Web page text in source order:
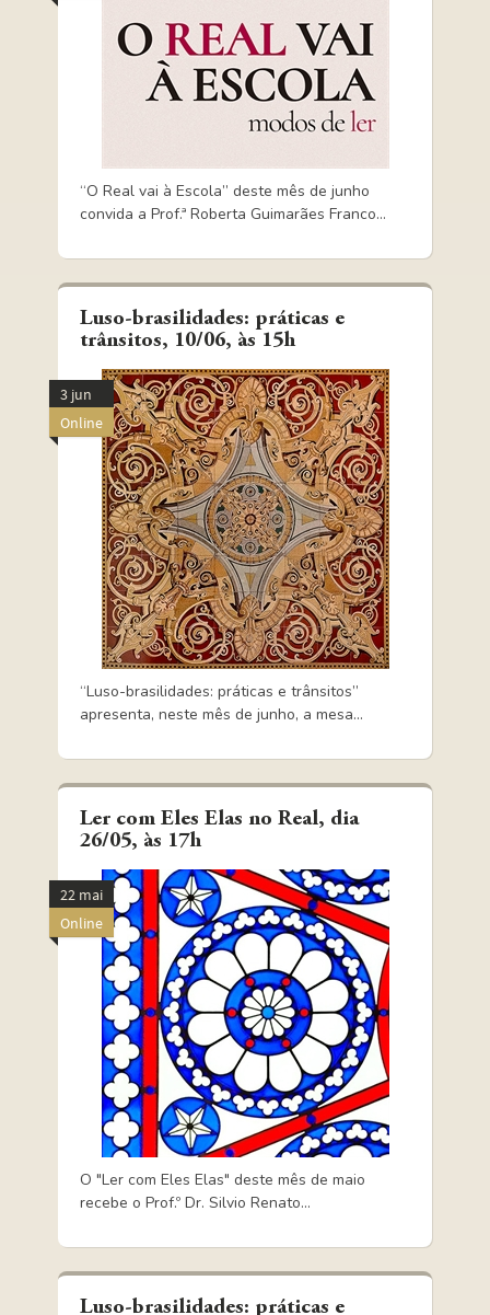
“O Real vai à Escola” deste mês de junho
convida a Prof.ª Roberta Guimarães Franco...
Luso-brasilidades: práticas e
trânsitos, 10/06, às 15h
3 jun
Online
“Luso-brasilidades: práticas e trânsitos”
apresenta, neste mês de junho, a mesa...
Ler com Eles Elas no Real, dia
26/05, às 17h
22 mai
Online
O "Ler com Eles Elas" deste mês de maio
recebe o Prof.º Dr. Silvio Renato...
Luso-brasilidades: práticas e